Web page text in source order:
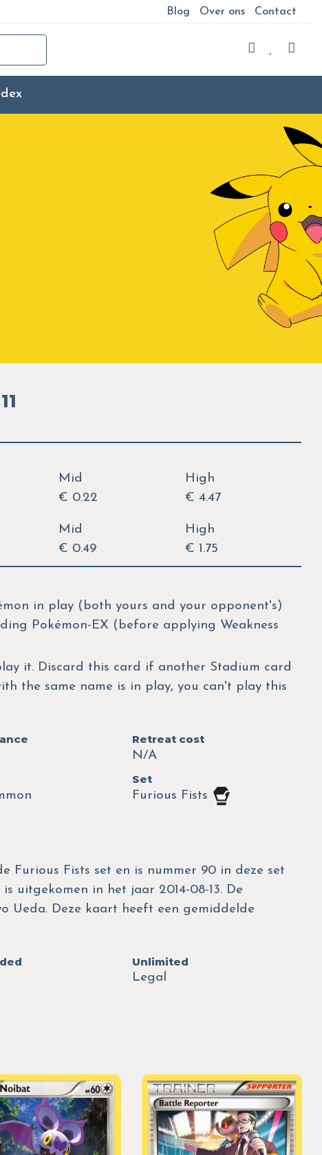
Blog Over ons Contact
Mid
€ 0.22
High
€ 4.47
Mid
€ 0.49
High
€ 1.75
in play (both yours and your opponent's)
Pokémon-EX (before applying Weakness
it. Discard this card if another Stadium card
the same name is in play, you can't play this
Retreat cost
N/A
Set
Furious Fists
Furious Fists set en is nummer 90 in deze set
uitgekomen in het jaar 2014-08-13. De
Ueda. Deze kaart heeft een gemiddelde
Unlimited
Legal